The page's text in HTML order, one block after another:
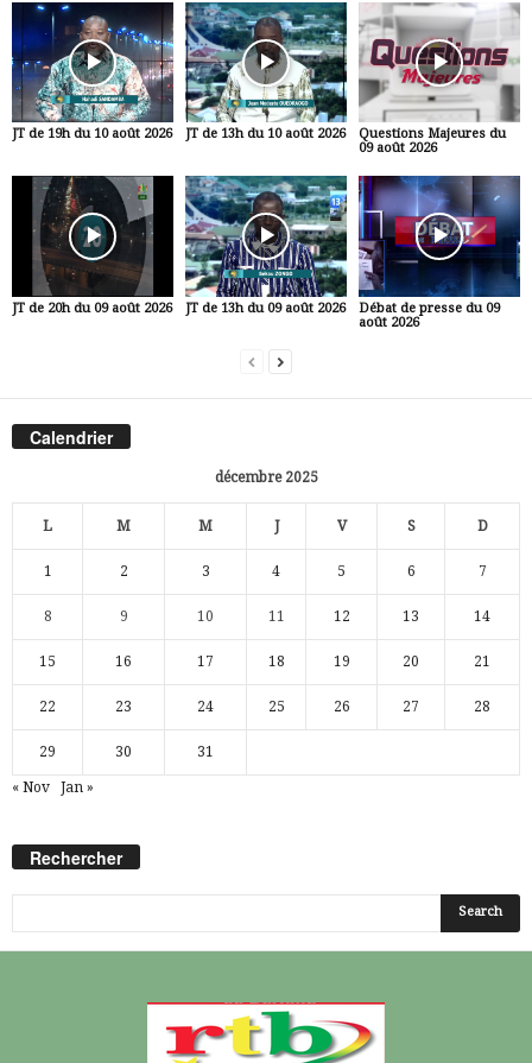
JT de 19h du 10 août 2026 JT de 13h du 10 août 2026
Questions Majeures du
09 août 2026
JT de 20h du 09 août 2026 JT de 13h du 09 août 2026
Débat de presse du 09
août 2026
Calendrier
décembre 2025
L M M J V S D
1 2 3 4 5 6 7
8 9 10 11 12 13 14
15 16 17 18 19 20 21
22 23 24 25 26 27 28
29 30 31
« Nov Jan »
Rechercher